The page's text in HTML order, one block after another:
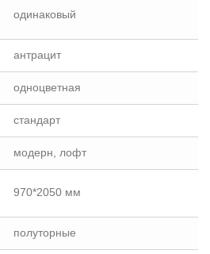
одинаковый
антрацит
одноцветная
стандарт
модерн, лофт
970*2050 мм
полуторные